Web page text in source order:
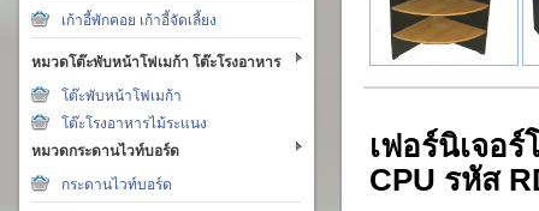
เก้าอี้พักคอย เก้าอี้จัดเลี้ยง
หมวดโต๊ะพับหน้าโฟเมก้า โต๊ะโรงอาหาร
โต๊ะพับหน้าโฟเมก้า
โต๊ะโรงอาหารไม้ระแนง
หมวดกระดานไวท์บอร์ด
กระดานไวท์บอร์ด
เฟอร์นิเจอ
CPU รหัส